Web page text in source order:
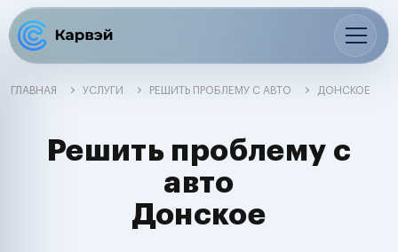
ГЛАВНАЯ УСЛУГИ РЕШИТЬ ПРОБЛЕМУ С АВТО ДОНСКОЕ
Решить проблему с
авто
Донское